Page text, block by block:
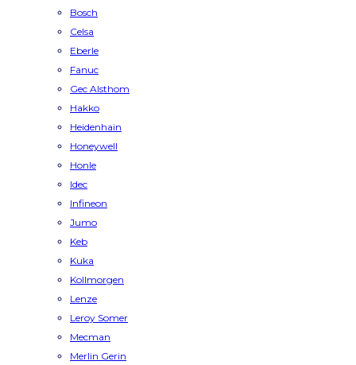
Bosch
Celsa
Eberle
Fanuc
Gec Alsthom
Hakko
Heidenhain
Honeywell
Honle
Idec
Infineon
Jumo
Keb
Kuka
Kollmorgen
Lenze
Leroy Somer
Mecman
Merlin Gerin